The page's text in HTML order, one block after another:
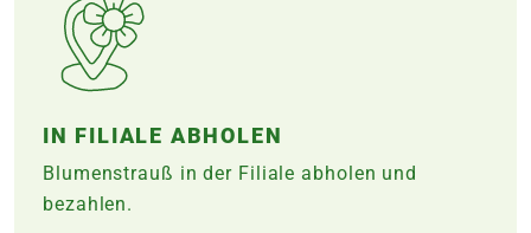
IN FILIALE ABHOLEN
Blumenstrauß in der Filiale abholen und
bezahlen.